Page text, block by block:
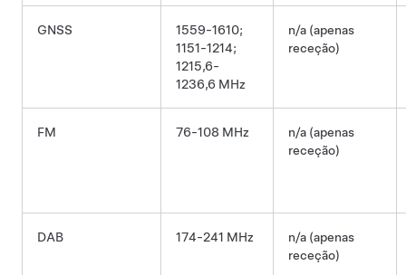
GNSS
1559-1610;
1151-1214;
1215,6-
1236,6 MHz
n/a (apenas
receção)
FM 76-108 MHz
n/a (apenas
receção)
DAB 174-241 MHz
n/a (apenas
receção)